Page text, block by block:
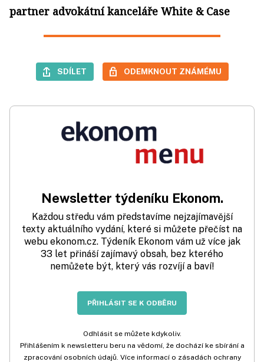
partner advokátní kanceláře White & Case
SDÍLET ODEMKNOUT ZNÁMÉMU
Newsletter týdeníku Ekonom.
Každou středu vám představíme nejzajímavější
texty aktuálního vydání, které si můžete přečíst na
webu ekonom.cz. Týdeník Ekonom vám už více jak
33 let přináší zajímavý obsah, bez kterého
nemůžete být, který vás rozvíjí a baví!
PŘIHLÁSIT SE K ODBĚRU
Odhlásit se můžete kdykoliv.
Přihlášením k newsletteru beru na vědomí, že dochází ke sbírání a
zpracování osobních údajů. Více informací o zásadách ochrany